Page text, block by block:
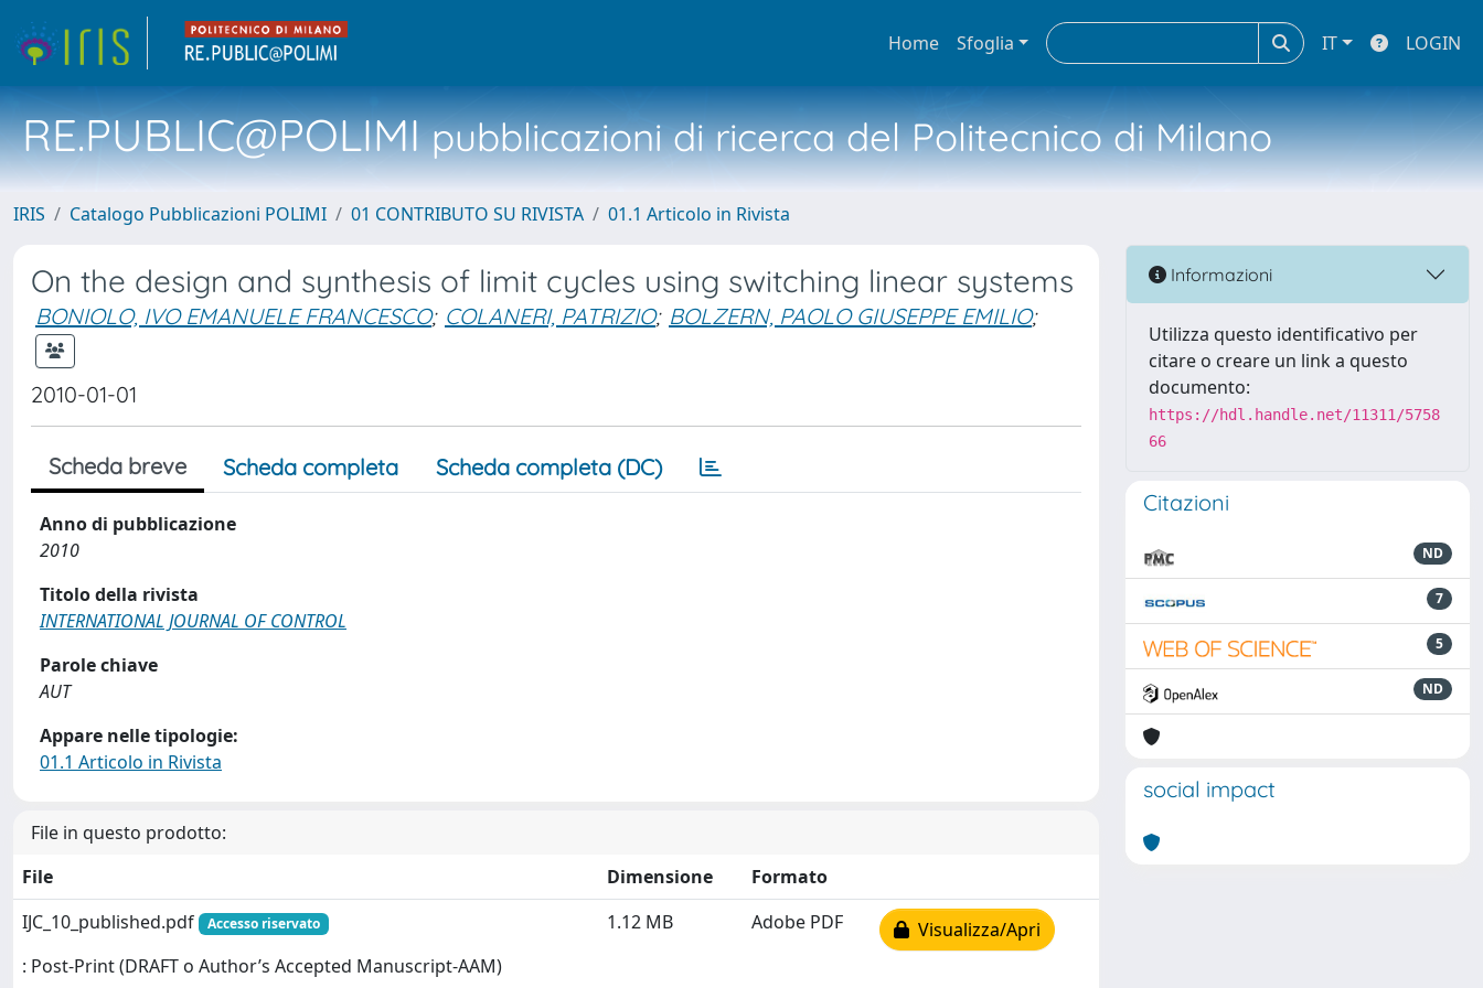
Home Sfoglia IT LOGIN
RE.PUBLIC@POLIMIpubblicazioni di ricerca del Politecnico di Milano
IRIS Catalogo Pubblicazioni POLIMI 01 CONTRIBUTO SU RIVISTA 01.1 Articolo in Rivista
On the design and synthesis of limit cycles using switching linear systems
BONIOLO, IVO EMANUELE FRANCESCO; COLANERI, PATRIZIO; BOLZERN, PAOLO GIUSEPPE EMILIO;
2010-01-01
Scheda breve Scheda completa Scheda completa (DC)
Anno di pubblicazione
2010
Titolo della rivista
INTERNATIONAL JOURNAL OF CONTROL
Parole chiave
AUT
Appare nelle tipologie:
01.1 Articolo in Rivista
File in questo prodotto:
File
Dimensione
Formato
IJC_10_published.pdf
Accesso riservato
: Post-Print (DRAFT o Author’s Accepted Manuscript-AAM)
1.12 MB Adobe PDF Visualizza/Apri
Informazioni
Utilizza questo identificativo per
citare o creare un link a questo
documento:
https://hdl.handle.net/11311/5758
66
Citazioni
ND
7
5
ND
social impact